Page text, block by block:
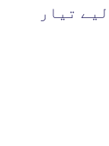
تیار